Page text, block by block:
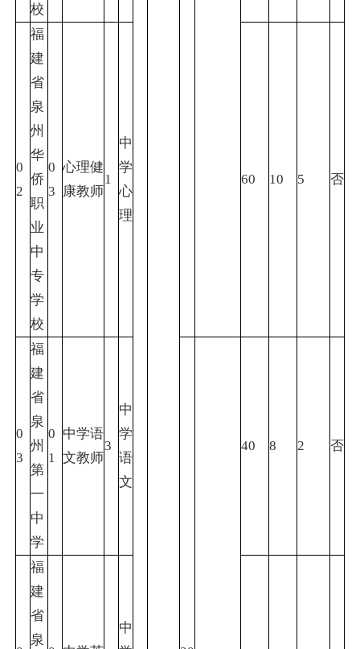
校
0
2
福
建
省
泉
州
华
侨
职
业
中
专
学
校
0
3
心理健
康教师
1
中
学
心
理
60 10 5 否
0
3
福
建
省
泉
州
第
一
中
学
0
1
中学语
文教师
3
中
学
语
文
40 8 2 否
福
建
省
泉
中